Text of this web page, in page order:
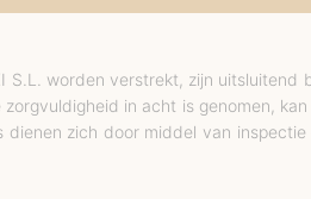
worden verstrekt, zijn
in acht is genomen,
zich door middel van